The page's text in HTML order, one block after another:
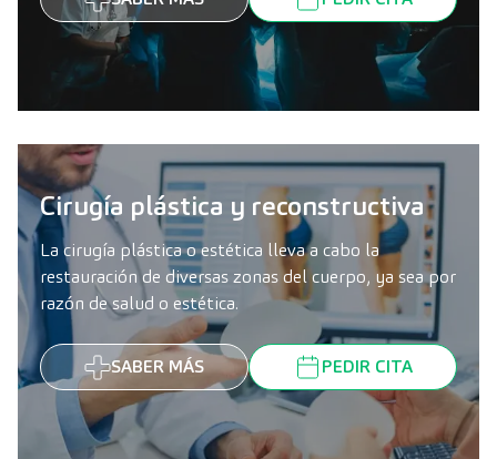
Cirugía plástica y reconstructiva
La cirugía plástica o estética lleva a cabo la
restauración de diversas zonas del cuerpo, ya sea por
razón de salud o estética.
SABER MÁS PEDIR CITA